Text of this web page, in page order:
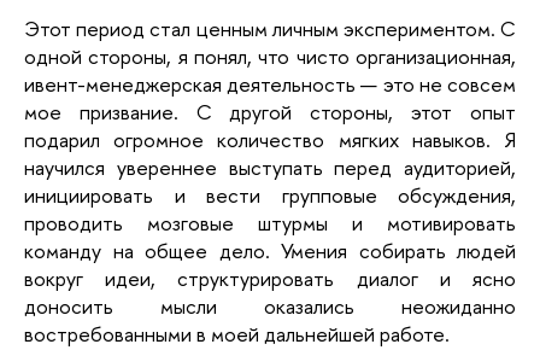
Этот период стал ценным личным экспериментом. С
одной стороны, я понял, что чисто организационная,
ивент-менеджерская деятельность — это не совсем
мое призвание. С другой стороны, этот опыт
подарил огромное количество мягких навыков. Я
научился увереннее выступать перед аудиторией,
инициировать и вести групповые обсуждения,
проводить мозговые штурмы и мотивировать
команду на общее дело. Умения собирать людей
вокруг идеи, структурировать диалог и ясно
доносить мысли оказались неожиданно
востребованными в моей дальнейшей работе.